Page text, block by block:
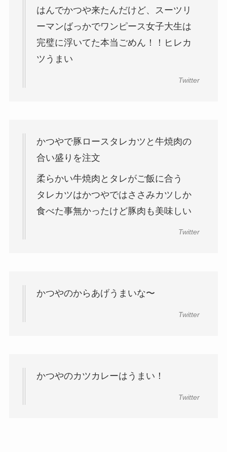
はんでかつや来たんだけど、スーツリ
ーマンばっかでワンピース女子大生は
完璧に浮いてた本当ごめん！！ヒレカ
ツうまい
Twitter
かつやで豚ロースタレカツと牛焼肉の
合い盛りを注文
柔らかい牛焼肉とタレがご飯に合う
タレカツはかつやではささみカツしか
食べた事無かったけど豚肉も美味しい
Twitter
かつやのからあげうまいな〜
Twitter
かつやのカツカレーはうまい！
Twitter